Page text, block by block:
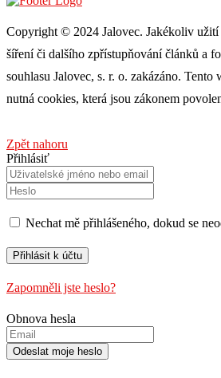
Copyright © 2024 Jalovec. Jakékoliv užití
šíření či dalšího zpřístupňování článků a
souhlasu Jalovec, s. r. o. zakázáno. Tento
nutná cookies, která jsou zákonem
Zpět nahoru
Přihlásiť
Nechat mě přihlášeného, ​​dokud se
Zapomněli jste heslo?
Obnova hesla